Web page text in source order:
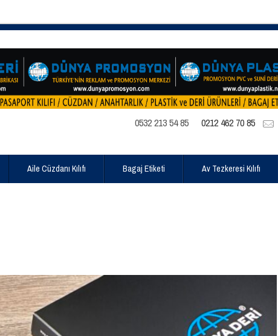
0532 213 54 85 0212 462 70 85
Aile Cüzdanı Kılıfı Bagaj Etiketi Av Tezkeresi Kılıfı